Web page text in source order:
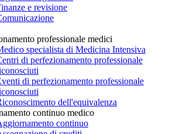
e revisione
professionale medici
specialista di Medicina Intensiva
di perfezionamento professionale
di perfezionamento professionale
dell'equivalenza
continuo medico
continuo